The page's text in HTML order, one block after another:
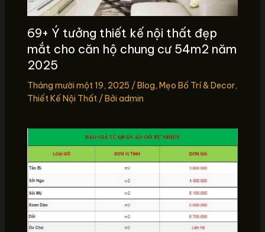
69+ Ý tưởng thiết kế nội thất đẹp
mắt cho căn hộ chung cư 54m2 năm
2025
Tháng mười một 19, 2025 /Blog, Mẹo Bố Trí & Decor,
Thiết Kế Nội Thất/ Bởi admin